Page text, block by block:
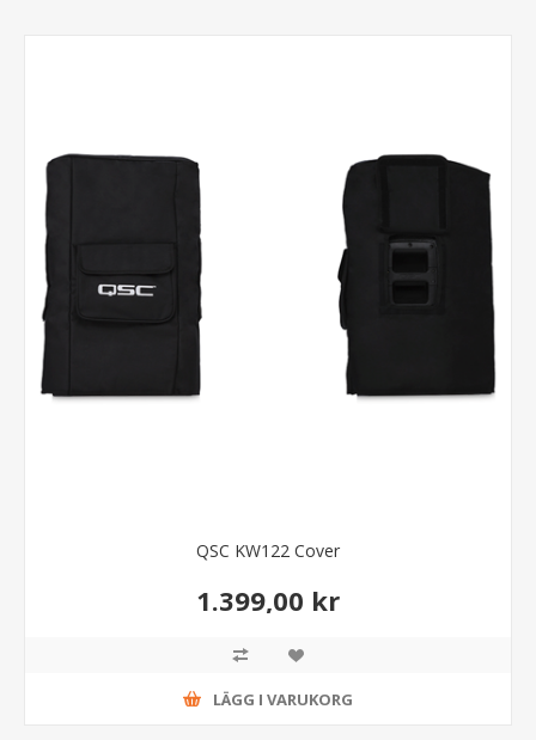
QSC KW122 Cover
1.399,00 kr
LÄGG I VARUKORG